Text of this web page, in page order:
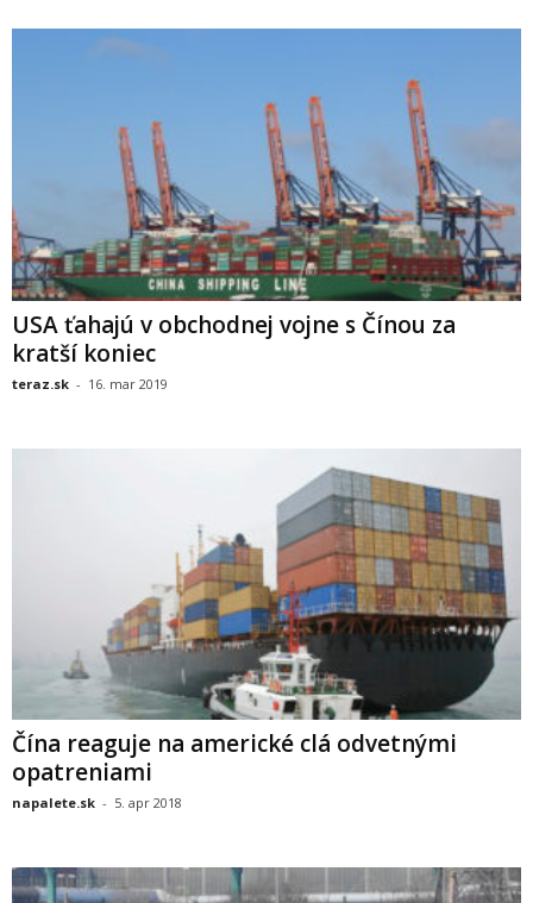
USA ťahajú v obchodnej vojne s Čínou za
kratší koniec
teraz.sk - 16. mar 2019
Čína reaguje na americké clá odvetnými
opatreniami
napalete.sk - 5. apr 2018